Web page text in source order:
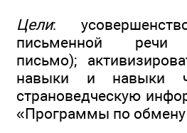
Цели:
письменной речи
письмо);
навыки и навыки
страноведческую
«Программы по обмену